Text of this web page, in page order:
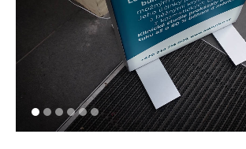
1 2 3 4 5 6